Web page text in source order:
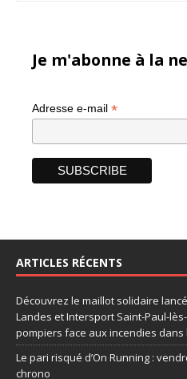
Je m'abonne à la
Adresse e-mail *
ARTICLES RÉCENTS
Découvrez le maillot solidaire
Landes et Intersport Saint-Paul-
pompiers face aux incendies dans
Le pari risqué d’On Running :
chrono